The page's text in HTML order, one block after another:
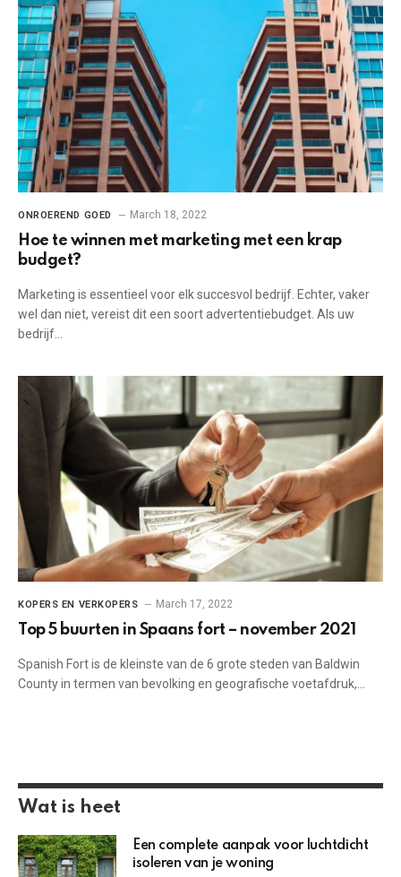
ONROEREND GOED March 18, 2022
Hoe te winnen met marketing met een krap
budget?
Marketing is essentieel voor elk succesvol bedrijf. Echter, vaker
wel dan niet, vereist dit een soort advertentiebudget. Als uw
bedrijf…
KOPERS EN VERKOPERS March 17, 2022
Top 5 buurten in Spaans fort – november 2021
Spanish Fort is de kleinste van de 6 grote steden van Baldwin
County in termen van bevolking en geografische voetafdruk,…
Wat is heet
Een complete aanpak voor luchtdicht
isoleren van je woning